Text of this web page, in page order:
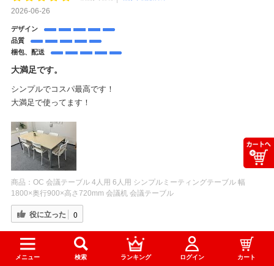
2026-06-26
デザイン
品質
梱包、配送
大満足です。
シンプルでコスパ最高です！
大満足で使ってます！
商品： OC 会議テーブル 4人用 6人用 シンプルミーティングテーブル 幅
1800×奥行900×高さ720mm 会議机 会議テーブル
役に立った 0
ご購入者様 購入確認済み
メニュー 検索 ランキング ログイン カート